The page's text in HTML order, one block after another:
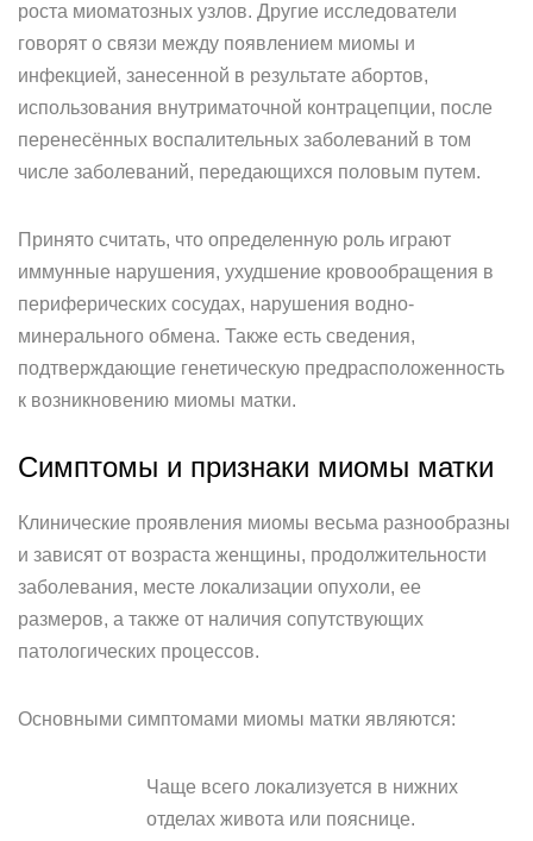
роста миоматозных узлов. Другие исследователи
говорят о связи между появлением миомы и
инфекцией, занесенной в результате абортов,
использования внутриматочной контрацепции, после
перенесённых воспалительных заболеваний в том
числе заболеваний, передающихся половым путем.
Принято считать, что определенную роль играют
иммунные нарушения, ухудшение кровообращения в
периферических сосудах, нарушения водно-
минерального обмена. Также есть сведения,
подтверждающие генетическую предрасположенность
к возникновению миомы матки.
Симптомы и признаки миомы матки
Клинические проявления миомы весьма разнообразны
и зависят от возраста женщины, продолжительности
заболевания, месте локализации опухоли, ее
размеров, а также от наличия сопутствующих
патологических процессов.
Основными симптомами миомы матки являются:
Чаще всего локализуется в нижних
отделах живота или пояснице.